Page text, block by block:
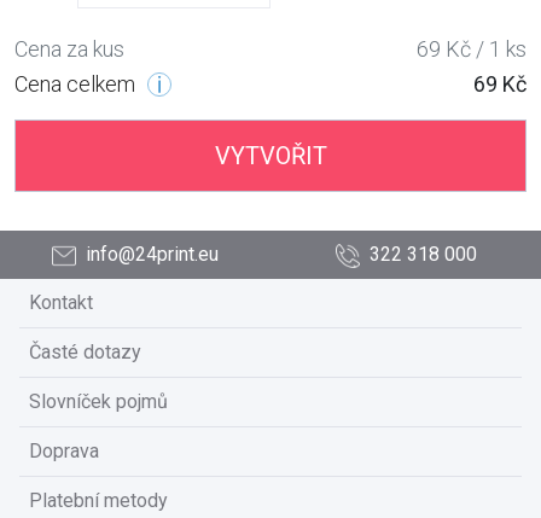
Cena za kus
69 Kč / 1 ks
Cena celkem
69 Kč
VYTVOŘIT
info@24print.eu 322 318 000
Kontakt
Časté dotazy
Slovníček pojmů
Doprava
Platební metody